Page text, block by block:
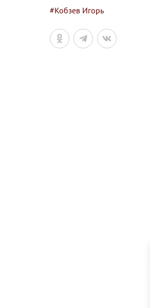
#Кобзев Игорь